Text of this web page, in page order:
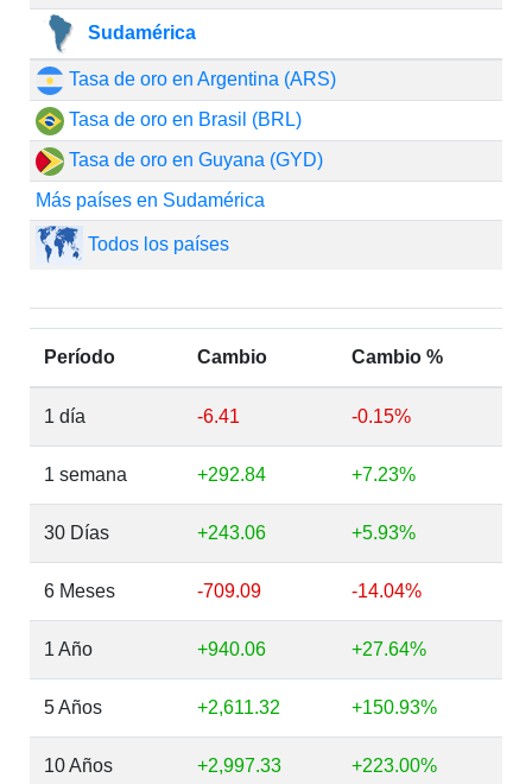
Sudamérica
Tasa de oro en Argentina (ARS)
Tasa de oro en Brasil (BRL)
Tasa de oro en Guyana (GYD)
Más países en Sudamérica
Todos los países
Período Cambio Cambio %
1 día -6.41 -0.15%
1 semana +292.84 +7.23%
30 Días +243.06 +5.93%
6 Meses -709.09 -14.04%
1 Año +940.06 +27.64%
5 Años +2,611.32 +150.93%
10 Años +2,997.33 +223.00%